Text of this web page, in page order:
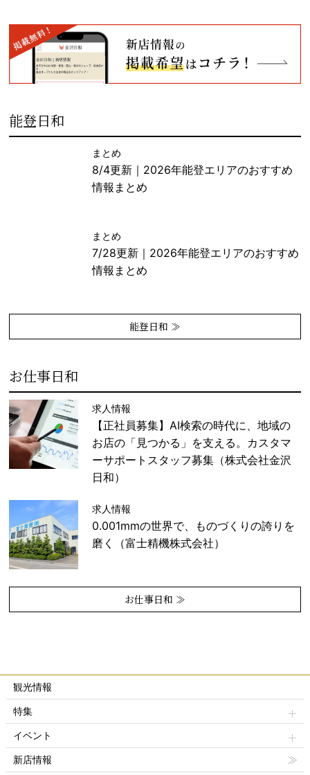
能登日和
まとめ
8/4更新｜2026年能登エリアのおすすめ
情報まとめ
まとめ
7/28更新｜2026年能登エリアのおすすめ
情報まとめ
能登日和 ≫
お仕事日和
求人情報
【正社員募集】AI検索の時代に、地域の
お店の「見つかる」を支える。カスタマ
ーサポートスタッフ募集（株式会社金沢
日和）
求人情報
0.001mmの世界で、ものづくりの誇りを
磨く（富士精機株式会社）
お仕事日和 ≫
観光情報
特集
イベント
新店情報